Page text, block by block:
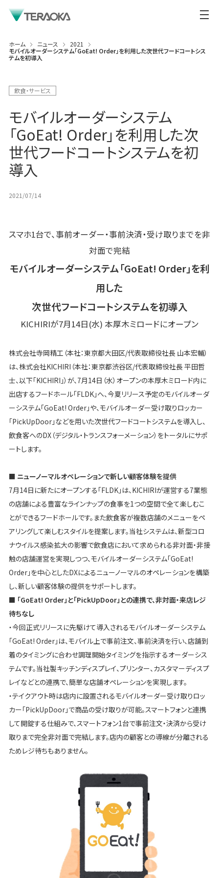
ホーム ニュース
2021
モバイルオーダーシステム「GoEat! Order」を利用した次世代フードコートシス
テムを初導入
飲食・サービス
モバイルオーダーシステム
「GoEat! Order」を利用した次
世代フードコートシステムを初
導入
2021/07/14
スマホ1台で、事前オーダー・事前決済・受け取りまでを非
対面で完結
モバイルオーダーシステム「GoEat! Order」を利
用した
次世代フードコートシステムを初導入
KICHIRIが7月14日(水) 本厚木ミロードにオープン
株式会社寺岡精工（本社：東京都大田区/代表取締役社長 山本宏輔）
は、株式会社KICHIRI（本社：東京都渋谷区/代表取締役社長 平田哲
士、以下「KICHIRI」）が、7月14日（水）オープンの本厚木ミロード内に
出店するフードホール「FLDK」へ、今夏リリース予定のモバイルオーダ
ーシステム「GoEat! Order」や、モバイルオーダー受け取りロッカー
「PickUpDoor」などを用いた次世代フードコートシステムを導入し、
飲食客へのDX（デジタル・トランスフォーメーション）をトータルにサポ
ートします。
■ ニューノーマルオペレーションで新しい顧客体験を提供
7月14日に新たにオープンする「FLDK」は、KICHIRIが運営する7業態
の店舗による豊富なラインナップの食事を1つの空間で全て楽しむこ
とができるフードホールです。また飲食客が複数店舗のメニューをペ
アリングして楽しむスタイルを提案します。当社システムは、新型コロ
ナウイルス感染拡大の影響で飲食店において求められる非対面・非接
触の店舗運営を実現しつつ、モバイルオーダーシステム「GoEat!
Order」を中心としたDXによるニューノーマルのオペレーションを構築
し、新しい顧客体験の提供をサポートします。
■ 「GoEat! Order」と「PickUpDoor」との連携で、非対面・来店レジ
待ちなし
・今回正式リリースに先駆けて導入されるモバイルオーダーシステム
「GoEat! Order」は、モバイル上で事前注文、事前決済を行い、店舗到
着のタイミングに合わせ調理開始タイミングを指示するオーダーシス
テムです。当社製キッチンディスプレイ、プリンター、カスタマーディスプ
レイなどとの連携で、簡単な店舗オペレーションを実現します。
・テイクアウト時は店内に設置されるモバイルオーダー受け取りロッ
カー「PickUpDoor」で商品の受け取りが可能。スマートフォンと連携
して開錠する仕組みで、スマートフォン1台で事前注文・決済から受け
取りまで完全非対面で完結します。店内の顧客との導線が分離される
ためレジ待ちもありません。